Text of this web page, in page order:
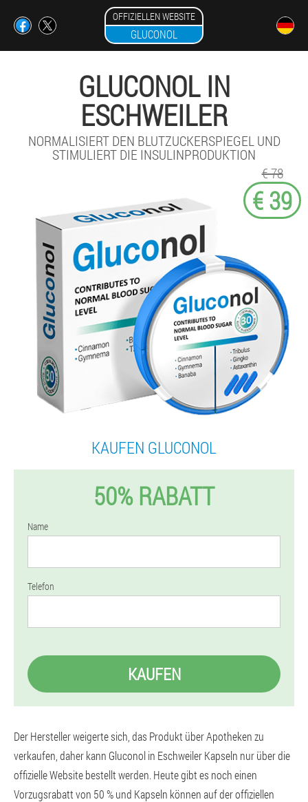
OFFIZIELLEN WEBSITE
GLUCONOL
GLUCONOL IN
ESCHWEILER
NORMALISIERT DEN BLUTZUCKERSPIEGEL UND
STIMULIERT DIE INSULINPRODUKTION
€ 78
€ 39
KAUFEN GLUCONOL
50% RABATT
Name
Telefon
KAUFEN
Der Hersteller weigerte sich, das Produkt über Apotheken zu
verkaufen, daher kann Gluconol in Eschweiler Kapseln nur über die
offizielle Website bestellt werden. Heute gibt es noch einen
Vorzugsrabatt von 50 % und Kapseln können auf der offiziellen